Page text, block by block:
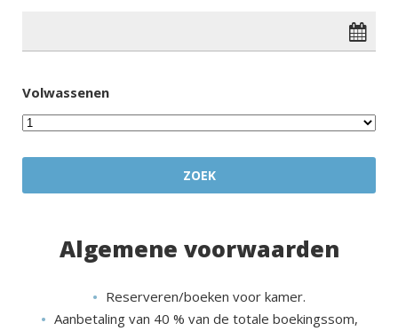
Volwassenen
Algemene voorwaarden
Reserveren/boeken voor kamer.
Aanbetaling van 40 % van de totale boekingssom,